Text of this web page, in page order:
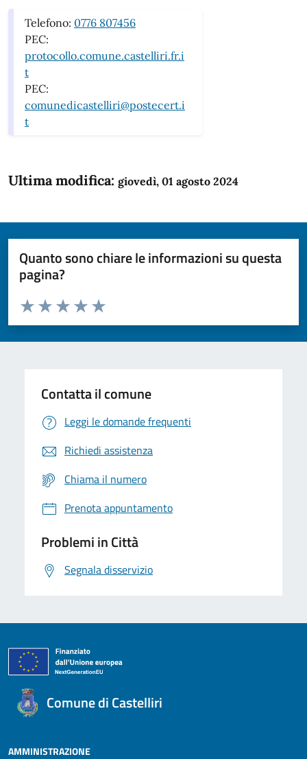
Telefono: 0776 807456
PEC:
protocollo.comune.castelliri.fr.i
t
PEC:
comunedicastelliri@postecert.i
t
Ultima modifica: giovedì, 01 agosto 2024
Quanto sono chiare le informazioni su questa
pagina?
Domanda
Valuta da 1 a 5 stelle la pagina
Valuta 5 stelle su 5
Valuta 4 stelle su 5
Valuta 3 stelle su 5
Valuta 2 stelle su 5
Valuta 1 stelle su 5
Contatta il comune
Leggi le domande frequenti
Richiedi assistenza
Chiama il numero
Prenota appuntamento
Problemi in Città
Segnala disservizio
Comune di Castelliri
AMMINISTRAZIONE